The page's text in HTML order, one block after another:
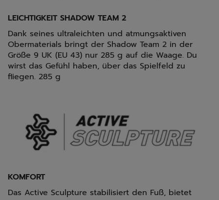
LEICHTIGKEIT SHADOW TEAM 2
Dank seines ultraleichten und atmungsaktiven
Obermaterials bringt der Shadow Team 2 in der
Größe 9 UK (EU 43) nur 285 g auf die Waage. Du
wirst das Gefühl haben, über das Spielfeld zu
fliegen. 285 g
KOMFORT
Das Active Sculpture stabilisiert den Fuß, bietet